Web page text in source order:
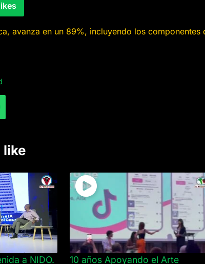
avanza en un 89%, incluyendo los
like
a NIDO. 10 años Apoyando el Arte